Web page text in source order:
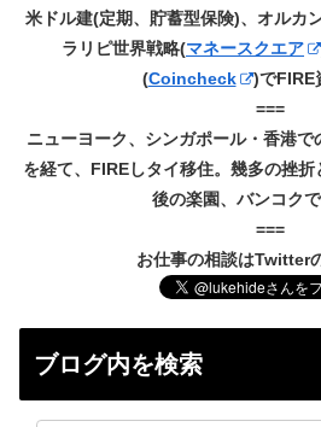
米ドル建(定期、貯蓄型保険)、オルカ
ラリピ世界戦略(マネースクエア
(Coincheck
)でFIRE
===
ニューヨーク、シンガポール・香港
を経て、FIREしタイ移住。幾多の挫
後の楽園、バンコクで
===
お仕事の相談はTwitter
ブログ内を検索